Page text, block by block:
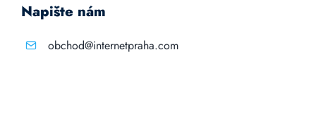
Napište nám
obchod@internetpraha.com